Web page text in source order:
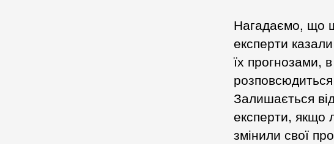
Нагадаємо, що
експерти
їх прогнозами,
Залишається
експерти, якщо
змінили свої